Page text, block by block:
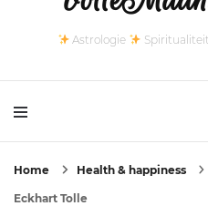
Astrologie Spiritualiteit
Home Health & happiness
Eckhart Tolle